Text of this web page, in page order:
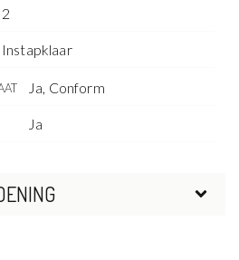
2
Instapklaar
Ja, Conform
Ja